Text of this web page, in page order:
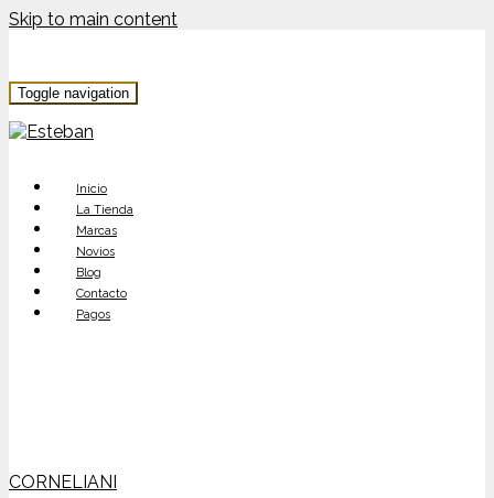
Skip to main content
Toggle navigation
Inicio
La Tienda
Marcas
Novios
Blog
Contacto
Pagos
CORNELIANI